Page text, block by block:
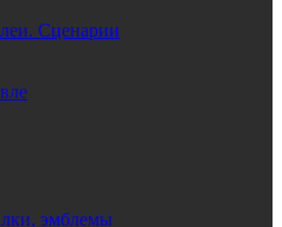
Сценарии
эмблемы